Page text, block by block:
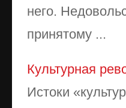
него.
принятому ...
Культурная
Истоки